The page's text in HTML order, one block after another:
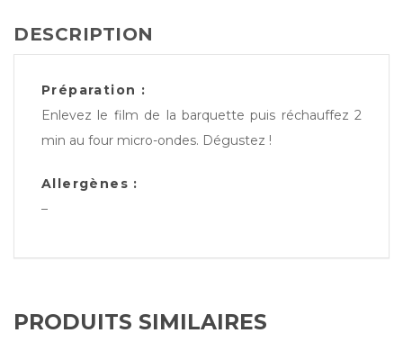
DESCRIPTION
Préparation :
Enlevez le film de la barquette puis réchauffez 2
min au four micro-ondes. Dégustez !
Allergènes :
–
PRODUITS SIMILAIRES